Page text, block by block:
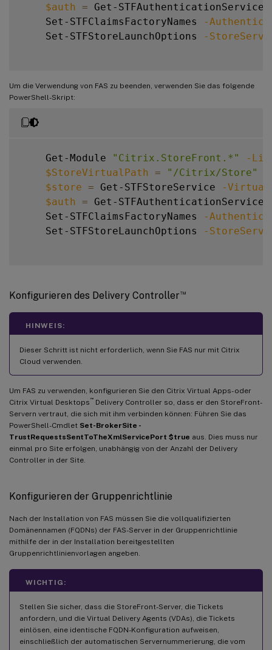
$auth = Get-STFAuthenticationService
    Set-STFClaimsFactoryNames
-
    Set-STFStoreLaunchOptions
-
Um die Verwendung von FAS zu beenden, verwenden Sie das folgende
PowerShell-Skript:
    Get-Module
"Citrix.StoreFront.*"
-
$StoreVirtualPath =
"/Citrix/Store"
$store = Get-STFStoreService
-
$auth = Get-STFAuthenticationService
    Set-STFClaimsFactoryNames
-
    Set-STFStoreLaunchOptions
-
Konfigurieren des Delivery Controller™
HINWEIS:
Dieser Schritt ist nicht erforderlich, wenn Sie FAS nur mit Citrix
Cloud verwenden.
Um FAS zu verwenden, konfigurieren Sie den Citrix Virtual Apps- oder
Citrix Virtual Desktops ™
Delivery Controller so, dass er den StoreFront-
Servern vertraut, die sich mit ihm verbinden können: Führen Sie das
PowerShell-Cmdlet Set-BrokerSite -
TrustRequestsSentToTheXmlServicePort $true aus. Dies muss nur
einmal pro Site erfolgen, unabhängig von der Anzahl der Delivery
Controller in der Site.
Konfigurieren der Gruppenrichtlinie
Nach der Installation von FAS müssen Sie die vollqualifizierten
Domänennamen (FQDNs) der FAS-Server in der Gruppenrichtlinie
mithilfe der in der Installation bereitgestellten
Gruppenrichtlinienvorlagen angeben.
WICHTIG:
Stellen Sie sicher, dass die StoreFront-Server, die Tickets
anfordern, und die Virtual Delivery Agents (VDAs), die Tickets
einlösen, eine identische FQDN-Konfiguration aufweisen,
einschließlich der automatischen Servernummerierung, die vom